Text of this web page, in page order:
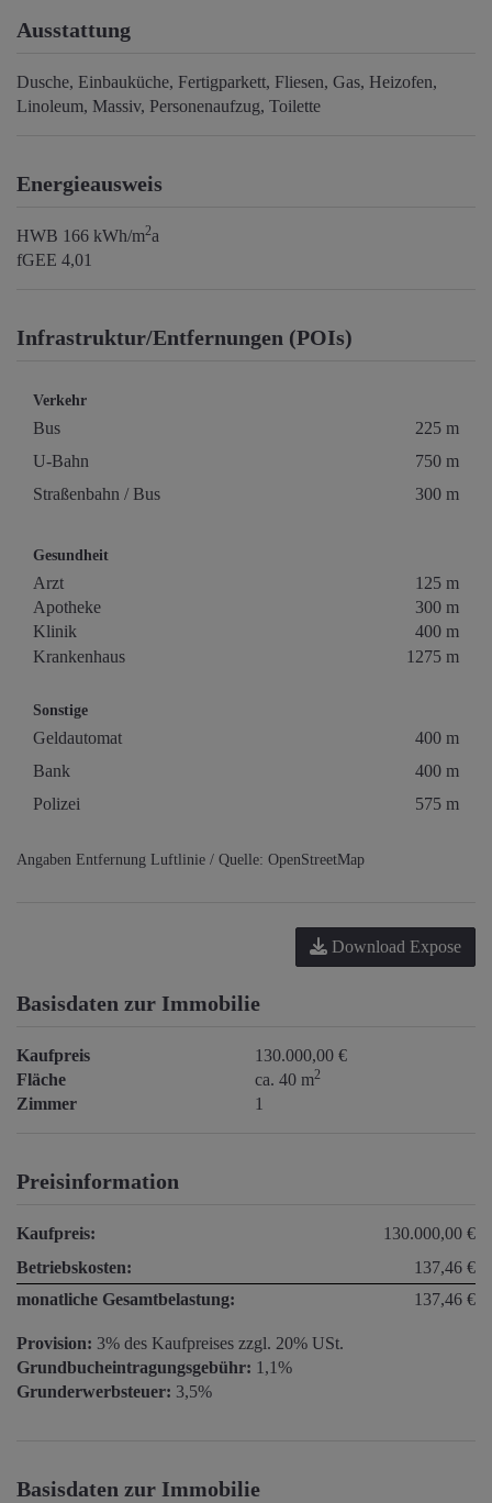
Ausstattung
Dusche Einbauküche Fertigparkett Fliesen Gas Heizofen
Linoleum Massiv Personenaufzug Toilette
Energieausweis
HWB 166 kWh/m2a
fGEE 4,01
Infrastruktur/Entfernungen (POIs)
Verkehr
Bus
225 m
U-Bahn
750 m
Straßenbahn / Bus
300 m
Gesundheit
Arzt
125 m
Apotheke
300 m
Klinik
400 m
Krankenhaus
1275 m
Sonstige
Geldautomat
400 m
Bank
400 m
Polizei
575 m
Angaben Entfernung Luftlinie / Quelle: OpenStreetMap
Download Expose
Basisdaten zur Immobilie
Kaufpreis
130.000,00 €
Fläche
ca. 40 m2
Zimmer 1
Preisinformation
Kaufpreis:
130.000,00 €
Betriebskosten:
137,46 €
monatliche Gesamtbelastung:
137,46 €
Provision: 3% des Kaufpreises zzgl. 20% USt.
Grundbucheintragungsgebühr: 1,1%
Grunderwerbsteuer: 3,5%
Basisdaten zur Immobilie